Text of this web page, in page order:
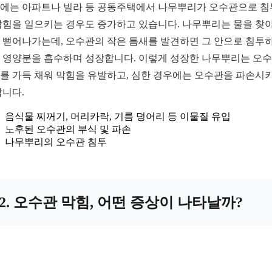
는 아파트나 빌라 등 공동주택에서 나무뿌리가 오수관으로 침
힘을 일으키는 경우도 증가하고 있습니다. 나무뿌리는 물을 찾
뻗어나가는데, 오수관의 작은 틈새를 발견하면 그 안으로 침투
영양분을 흡수하며 성장합니다. 이렇게 성장한 나무뿌리는 오
가득 채워 막힘을 유발하고, 심한 경우에는 오수관을 파손시
니다.
음식물 찌꺼기, 머리카락, 기름 덩어리 등 이물질 유입
노후된 오수관의 부식 및 파손
나무뿌리의 오수관 침투
오수관 막힘, 어떤 증상이 나타날까?